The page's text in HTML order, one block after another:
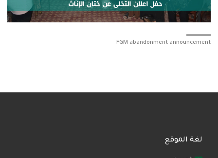
FGM abandonment announcement
لغة الموقع